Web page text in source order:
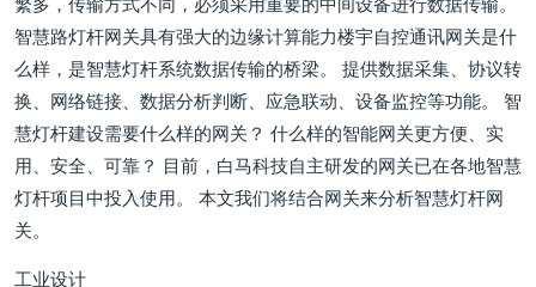
繁多，传输方式不同，必须采用重要的中间设备进行数据传输。
智慧路灯杆网关具有强大的边缘计算能力楼宇自控通讯网关是什
么样，是智慧灯杆系统数据传输的桥梁。 提供数据采集、协议转
换、网络链接、数据分析判断、应急联动、设备监控等功能。 智
慧灯杆建设需要什么样的网关？ 什么样的智能网关更方便、实
用、安全、可靠？ 目前，白马科技自主研发的网关已在各地智慧
灯杆项目中投入使用。 本文我们将结合网关来分析智慧灯杆网
关。
工业设计